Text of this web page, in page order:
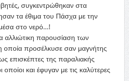
συγκεντρώθηκαν στα
τα έθιμα του Πάσχα με την
στο νερό…!
αλλιώτικη παρουσίαση των
οποία προσέλκυσε σαν μαγνήτης
επισκέπτες της παραλιακής
και έφυγαν με τις καλύτερες